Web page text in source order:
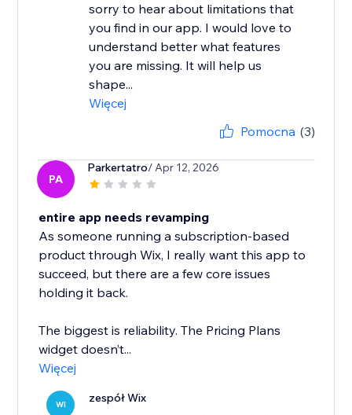
sorry to hear about limitations that
you find in our app. I would love to
understand better what features
you are missing. It will help us
shape...
Więcej
Pomocna (3)
PA
Parkertatro/ Apr 12, 2026
entire app needs revamping
As someone running a subscription-based
product through Wix, I really want this app to
succeed, but there are a few core issues
holding it back.
The biggest is reliability. The Pricing Plans
widget doesn’t...
Więcej
WI zespół Wix